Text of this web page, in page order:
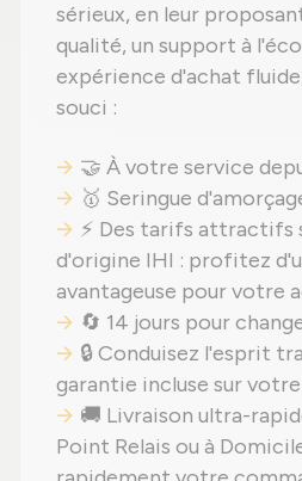
sérieux, en leur
qualité, un support à
expérience d'achat
souci :
🤝 À votre service
🥇 Seringue
⚡ Des tarifs attractifs
d'origine IHI : profitez
avantageuse pour votre
🔄 14 jours pour
🔒 Conduisez l'esprit
garantie incluse sur
🚚 Livraison ultra-
Point Relais ou à